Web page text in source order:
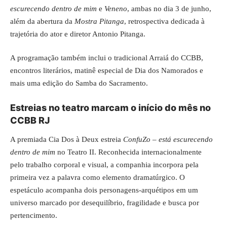
escurecendo dentro de mim e Veneno, ambas no dia 3 de junho,
além da abertura da Mostra Pitanga, retrospectiva dedicada à
trajetória do ator e diretor Antonio Pitanga.
A programação também inclui o tradicional Arraiá do CCBB,
encontros literários, matinê especial de Dia dos Namorados e
mais uma edição do Samba do Sacramento.
Estreias no teatro marcam o início do mês no
CCBB RJ
A premiada Cia Dos à Deux estreia ConfuZo – está escurecendo
dentro de mim no Teatro II. Reconhecida internacionalmente
pelo trabalho corporal e visual, a companhia incorpora pela
primeira vez a palavra como elemento dramatúrgico. O
espetáculo acompanha dois personagens-arquétipos em um
universo marcado por desequilíbrio, fragilidade e busca por
pertencimento.